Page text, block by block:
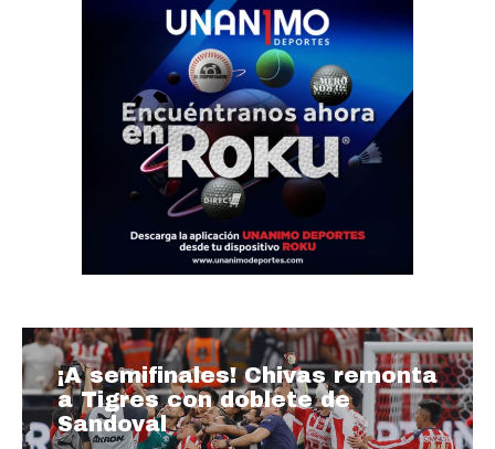
¡A semifinales! Chivas remonta
a Tigres con doblete de
Sandoval